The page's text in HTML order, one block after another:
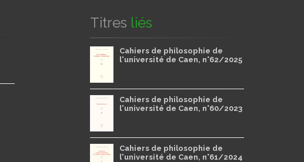
Titres liés
Cahiers de philosophie de
l'université de Caen, n°62/2025
Cahiers de philosophie de
l'université de Caen, n°60/2023
Cahiers de philosophie de
l'université de Caen, n°61/2024